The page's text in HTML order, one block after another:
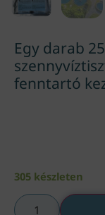
Egy darab
fenntartó
305 készleten